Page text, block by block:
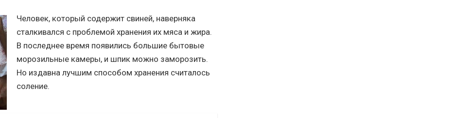
Человек, который содержит свиней, наверняка
сталкивался с проблемой хранения их мяса и жира.
В последнее время появились большие бытовые
морозильные камеры, и шпик можно заморозить.
Но издавна лучшим способом хранения считалось
соление.